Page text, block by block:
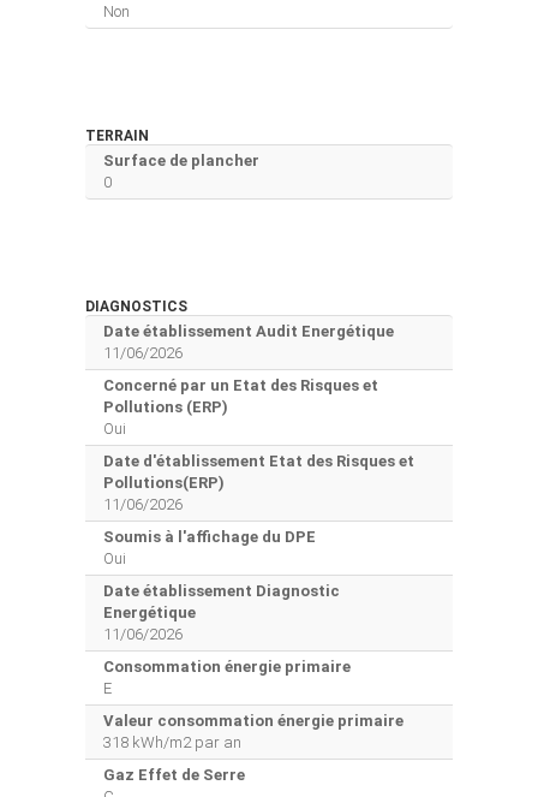
Non
TERRAIN
Surface de plancher
0
DIAGNOSTICS
Date établissement Audit Energétique
11/06/2026
Concerné par un Etat des Risques et
Pollutions (ERP)
Oui
Date d'établissement Etat des Risques et
Pollutions(ERP)
11/06/2026
Soumis à l'affichage du DPE
Oui
Date établissement Diagnostic
Energétique
11/06/2026
Consommation énergie primaire
E
Valeur consommation énergie primaire
318 kWh/m2 par an
Gaz Effet de Serre